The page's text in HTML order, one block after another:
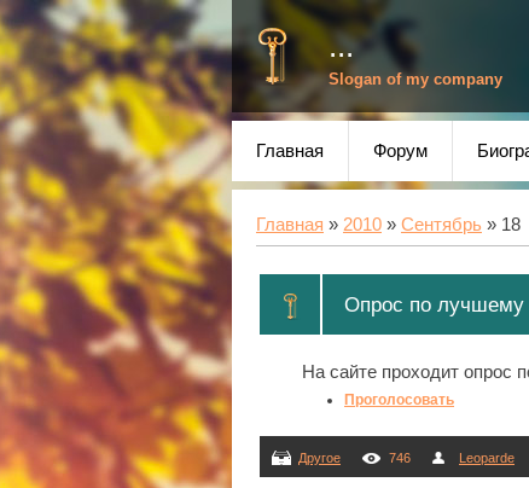
...
Slogan of my company
Главная Форум
Главная » 2010 » Сентябрь » 18
Опрос по лучшему
На сайте проходит опрос
Проголосовать
Другое 746 Leoparde